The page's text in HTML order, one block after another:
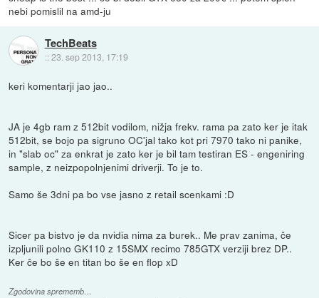
nebi pomislil na amd-ju
TechBeats
::23. sep 2013, 17:19
keri komentarji jao jao..
JA je 4gb ram z 512bit vodilom, nižja frekv. rama pa zato ker je itak
512bit, se bojo pa sigruno OC'jal tako kot pri 7970 tako ni panike,
in "slab oc" za enkrat je zato ker je bil tam testiran ES - engeniring
sample, z neizpopolnjenimi driverji. To je to.
Samo še 3dni pa bo vse jasno z retail scenkami :D
Sicer pa bistvo je da nvidia nima za burek.. Me prav zanima, če
izpljunili polno GK110 z 15SMX recimo 785GTX verziji brez DP..
Ker če bo še en titan bo še en flop xD
Zgodovina sprememb…